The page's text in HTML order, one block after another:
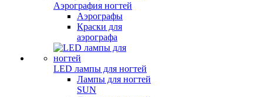
Аэрография ногтей
Аэрографы
Краски для
аэрографа
LED лампы для ногтей
Лампы для ногтей
SUN